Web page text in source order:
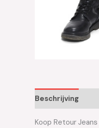
Beschrijving
Koop Retour